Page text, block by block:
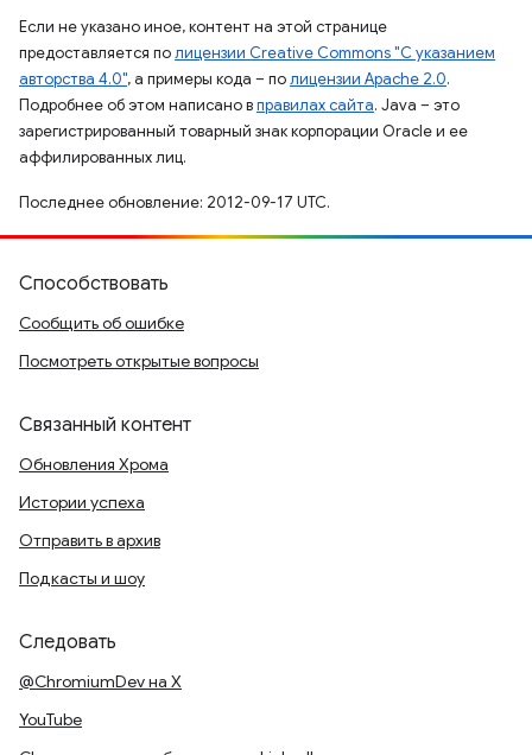
Если не указано иное, контент на этой странице
предоставляется полицензии Creative Commons "С указанием
авторства 4.0", а примеры кода – полицензии Apache 2.0.
Подробнее об этом написано вправилах сайта. Java – это
зарегистрированный товарный знак корпорации Oracle и ее
аффилированных лиц.
Последнее обновление: 2012-09-17 UTC.
Способствовать
Сообщить об ошибке
Посмотреть открытые вопросы
Связанный контент
Обновления Хрома
Истории успеха
Отправить в архив
Подкасты и шоу
Следовать
@ChromiumDev на X
YouTube